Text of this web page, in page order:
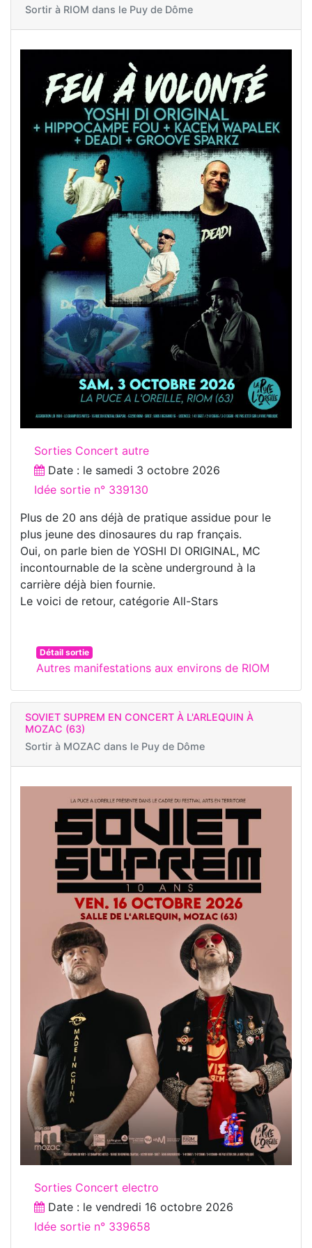
Sortir à RIOM dans le Puy de Dôme
Sorties Concert autre
Date : le samedi 3 octobre 2026
Idée sortie n° 339130
Plus de 20 ans déjà de pratique assidue pour le
plus jeune des dinosaures du rap français.
Oui, on parle bien de YOSHI DI ORIGINAL, MC
incontournable de la scène underground à la
carrière déjà bien fournie.
Le voici de retour, catégorie All-Stars
Détail sortie
Autres manifestations aux environs de RIOM
SOVIET SUPREM EN CONCERT À L'ARLEQUIN À
MOZAC (63)
Sortir à MOZAC dans le Puy de Dôme
Sorties Concert electro
Date : le vendredi 16 octobre 2026
Idée sortie n° 339658